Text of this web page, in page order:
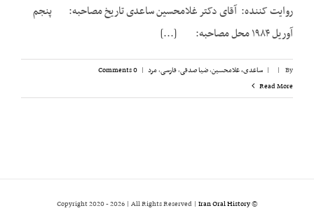
روایت کننده: آقای دکتر غلامحسین ساعدی تاریخ مصاحبه: پنجم
آوریل ۱۹۸۴ محل مصاحبه: [...]
By
|
| ساعدی، غلامحسین,ضیا صدقی,فارسی,مرد |
0 Comments
Read More
© Copyright 2020 -
2026 | All Rights Reserved | Iran Oral History